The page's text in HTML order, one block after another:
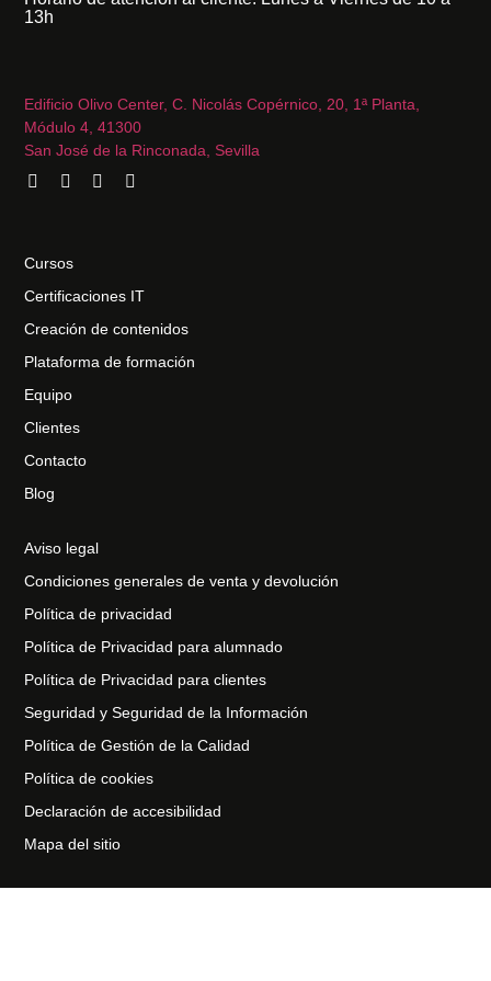
13h
Edificio Olivo Center, C. Nicolás Copérnico, 20, 1ª Planta,
Módulo 4, 41300
San José de la Rinconada, Sevilla
Cursos
Certificaciones IT
Creación de contenidos
Plataforma de formación
Equipo
Clientes
Contacto
Blog
Aviso legal
Condiciones generales de venta y devolución
Política de privacidad
Política de Privacidad para alumnado
Política de Privacidad para clientes
Seguridad y Seguridad de la Información
Política de Gestión de la Calidad
Política de cookies
Declaración de accesibilidad
Mapa del sitio